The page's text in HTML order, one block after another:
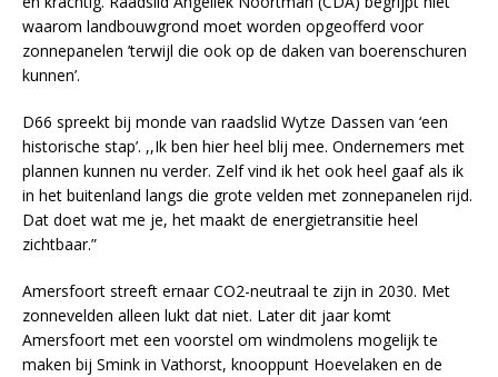
waarom landbouwgrond moet worden opgeofferd voor
zonnepanelen ’terwijl die ook op de daken van boerenschuren
kunnen’.
D66 spreekt bij monde van raadslid Wytze Dassen van ‘een
historische stap’. ,,Ik ben hier heel blij mee. Ondernemers met
plannen kunnen nu verder. Zelf vind ik het ook heel gaaf als ik
in het buitenland langs die grote velden met zonnepanelen rijd.
Dat doet wat me je, het maakt de energietransitie heel
zichtbaar.”
Amersfoort streeft ernaar CO2-neutraal te zijn in 2030. Met
zonnevelden alleen lukt dat niet. Later dit jaar komt
Amersfoort met een voorstel om windmolens mogelijk te
maken bij Smink in Vathorst, knooppunt Hoevelaken en de